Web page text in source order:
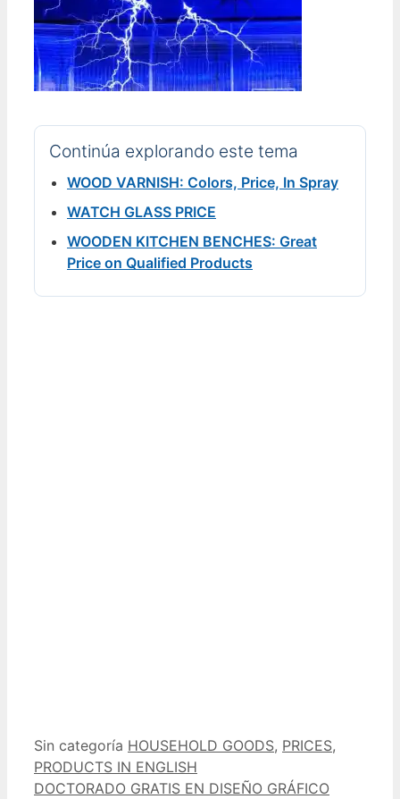
Continúa explorando este tema
WOOD VARNISH: Colors, Price, In Spray
WATCH GLASS PRICE
WOODEN KITCHEN BENCHES: Great
Price on Qualified Products
Categorías
Sin categoría Etiquetas
HOUSEHOLD GOODS, PRICES,
PRODUCTS IN ENGLISH
DOCTORADO GRATIS EN DISEÑO GRÁFICO